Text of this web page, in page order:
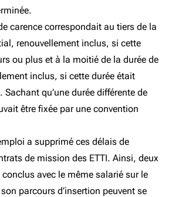
carence correspondait au tiers de la
renouvellement inclus, si cette
ou plus et à la moitié de la durée de
inclus, si cette durée était
qu’une durée différente de
être fixée par une convention
a supprimé ces délais de
de mission des ETTI. Ainsi, deux
avec le même salarié sur le
parcours d’insertion peuvent se